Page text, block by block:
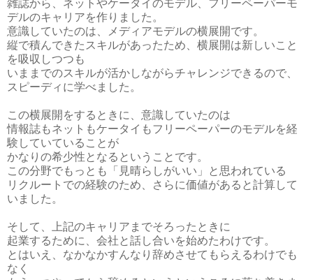
雑誌から、ネットやケータイのモデル、フリーペーパーモ
デルのキャリアを作りました。
意識していたのは、メディアモデルの横展開です。
縦で積んできたスキルがあったため、横展開は新しいこと
を吸収しつつも
いままでのスキルが活かしながらチャレンジできるので、
スピーディに学べました。
この横展開をするときに、意識していたのは
情報誌もネットもケータイもフリーペーパーのモデルを経
験していていることが
かなりの希少性となるということです。
この分野でもっとも「見晴らしがいい」と思われている
リクルートでの経験のため、さらに価値があると計算して
いました。
そして、上記のキャリアまでそろったときに
起業するために、会社と話し合いを始めたわけです。
とはいえ、なかなかすんなり辞めさせてもらえるわけでも
なく